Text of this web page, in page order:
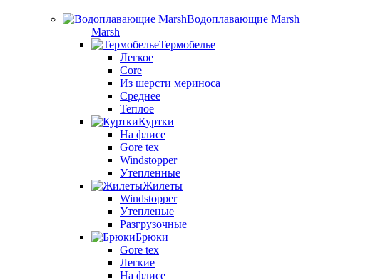
Водоплавающие Marsh
Marsh
Термобелье
Легкое
Core
Из шерсти мериноса
Среднее
Теплое
Куртки
На флисе
Gore tex
Windstopper
Утепленные
Жилеты
Windstopper
Утепленые
Разгрузочные
Брюки
Gore tex
Легкие
На флисе